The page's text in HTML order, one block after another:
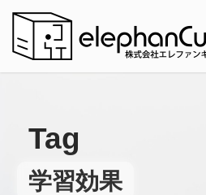
Tag
学習効果